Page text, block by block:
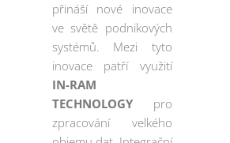
přináší nové inovace
ve světě podnikových
systémů. Mezi tyto
inovace patří využití
IN-RAM
TECHNOLOGYpro
zpracování velkého